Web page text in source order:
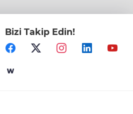
Bizi Takip Edin!